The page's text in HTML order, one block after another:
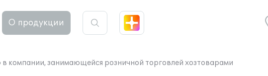
О продукции
компании, занимающейся розничной торговлей хозтоварами